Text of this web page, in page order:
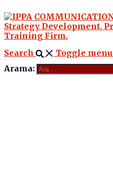
Search
Toggle menu
Arama: